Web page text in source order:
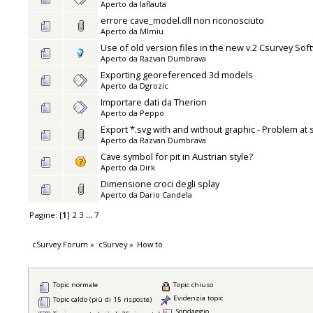
Aperto da laflauta
errore cave_model.dll non riconosciuto
Aperto da MImiu
Use of old version files in the new v.2 Csurvey
Aperto da Razvan Dumbrava
Exporting georeferenced 3d models
Aperto da Dgrozic
Importare dati da Therion
Aperto da Peppo
Export *.svg with and without graphic - Problem at
Aperto da Razvan Dumbrava
Cave symbol for pit in Austrian style?
Aperto da Dirk
Dimensione croci degli splay
Aperto da Dario Candela
Pagine: [1] 2 3 ...7
cSurvey Forum » cSurvey» How to
Topic normale
Topic caldo (più di 15 risposte)
Topic chiuso
Evidenzia topic
Sondaggio